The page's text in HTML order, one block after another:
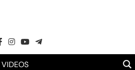
VIDEOS